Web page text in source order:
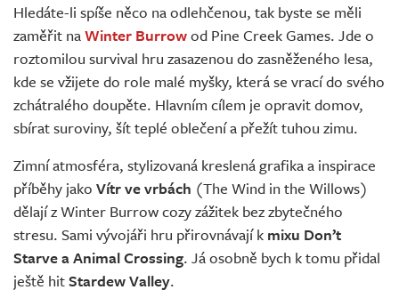
Hledáte-li spíše něco na odlehčenou, tak byste se měli
zaměřit naWinter Burrowod Pine Creek Games. Jde o
roztomilou survival hru zasazenou do zasněženého lesa,
kde se vžijete do role malé myšky, která se vrací do svého
zchátralého doupěte. Hlavním cílem je opravit domov,
sbírat suroviny, šít teplé oblečení a přežít tuhou zimu.
Zimní atmosféra, stylizovaná kreslená grafika a inspirace
příběhy jako Vítr ve vrbách (The Wind in the Willows)
dělají z Winter Burrow cozy zážitek bez zbytečného
stresu. Sami vývojáři hru přirovnávají k mixu Don’t
Starve a Animal Crossing. Já osobně bych k tomu přidal
ještě hitStardew Valley.